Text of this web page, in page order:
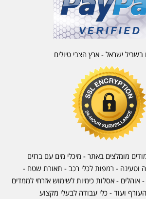
בשביל ישראל - ארץ הצבי טיולים
מומלצים באתר - מיכלי מים עם ברזים
וטעינה - רמפות לכלי רכב - תאורת שטח -
- אוהלים - אסלות כימיות לשימוש אזרחי לממדים
ועוד - כלי עבודה לבעלי מקצוע